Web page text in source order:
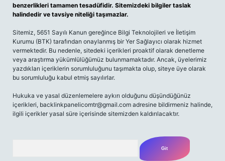
benzerlikleri tamamen tesadüfidir. Sitemizdeki bilgiler taslak
halindedir ve tavsiye niteliği taşımazlar.
Sitemiz, 5651 Sayılı Kanun gereğince Bilgi Teknolojileri ve İletişim
Kurumu (BTK) tarafından onaylanmış bir Yer Sağlayıcı olarak hizmet
vermektedir. Bu nedenle, sitedeki içerikleri proaktif olarak denetleme
veya araştırma yükümlülüğümüz bulunmamaktadır. Ancak, üyelerimiz
yazdıkları içeriklerin sorumluluğunu taşımakta olup, siteye üye olarak
bu sorumluluğu kabul etmiş sayılırlar.
Hukuka ve yasal düzenlemelere aykırı olduğunu düşündüğünüz
içerikleri, backlinkpanelicomtr@gmail.com adresine bildirmeniz halinde,
ilgili içerikler yasal süre içerisinde sitemizden kaldırılacaktır.